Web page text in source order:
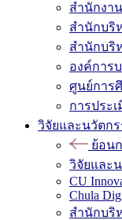
สำนักงา
สำนักบริ
สำนักบริ
องค์การ
ศูนย์การ
การประ
วิจัยและนวัตกร
ย้อน
วิจัยและ
CU
Chula
สำนักบริ